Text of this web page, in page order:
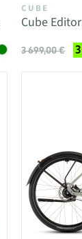
CUBE
Cube
3 699,00 €